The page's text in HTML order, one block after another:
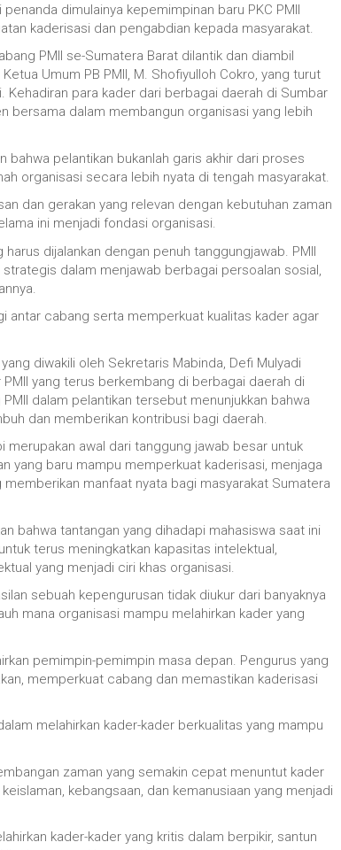
dimulainya kepemimpinan baru PKC PMII
kaderisasi dan pengabdian kepada masyarakat.
PMII se-Sumatera Barat dilantik dan diambil
Umum PB PMII, M. Shofiyulloh Cokro, yang turut
para kader dari berbagai daerah di Sumbar
bersama dalam membangun organisasi yang lebih
bahwa pelantikan bukanlah garis akhir dari proses
organisasi secara lebih nyata di tengah masyarakat.
dan gerakan yang relevan dengan kebutuhan zaman
ini menjadi fondasi organisasi.
dijalankan dengan penuh tanggungjawab. PMII
dalam menjawab berbagai persoalan sosial,
antar cabang serta memperkuat kualitas kader agar
diwakili oleh Sekretaris Mabinda, Defi Mulyadi
yang terus berkembang di berbagai daerah di
dalam pelantikan tersebut menunjukkan bahwa
dan memberikan kontribusi bagi daerah.
merupakan awal dari tanggung jawab besar untuk
yang baru mampu memperkuat kaderisasi, menjaga
manfaat nyata bagi masyarakat Sumatera
bahwa tantangan yang dihadapi mahasiswa saat ini
terus meningkatkan kapasitas intelektual,
yang menjadi ciri khas organisasi.
sebuah kepengurusan tidak diukur dari banyaknya
mana organisasi mampu melahirkan kader yang
pemimpin-pemimpin masa depan. Pengurus yang
memperkuat cabang dan memastikan kaderisasi
melahirkan kader-kader berkualitas yang mampu
zaman yang semakin cepat menuntut kader
kebangsaan, dan kemanusiaan yang menjadi
kader-kader yang kritis dalam berpikir, santun